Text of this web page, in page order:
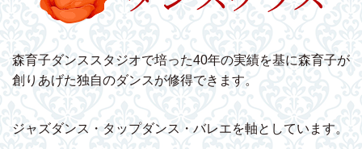
森育子ダンススタジオで培った40年の実績を基に森育子が
創りあげた独自のダンスが修得できます。
ジャズダンス・タップダンス・バレエを軸としています。